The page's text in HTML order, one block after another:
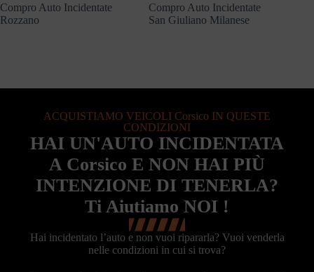
Compro Auto Incidentate
Rozzano
Compro Auto Incidentate
San Giuliano Milanese
ACQUISTIAMO VEICOLI Corsico IN QUESTE
CONDIZIONI
HAI UN'AUTO INCIDENTATA
A Corsico E NON HAI PIÙ
INTENZIONE DI TENERLA?
Ti Aiutiamo NOI !
Hai incidentato l’auto e non vuoi ripararla? Vuoi venderla
nelle condizioni in cui si trova?